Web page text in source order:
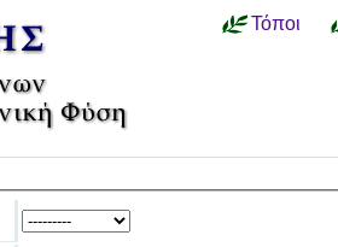
Τόποι